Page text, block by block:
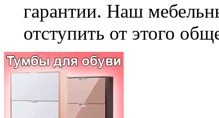
гарантии. Наш
отступить от этого